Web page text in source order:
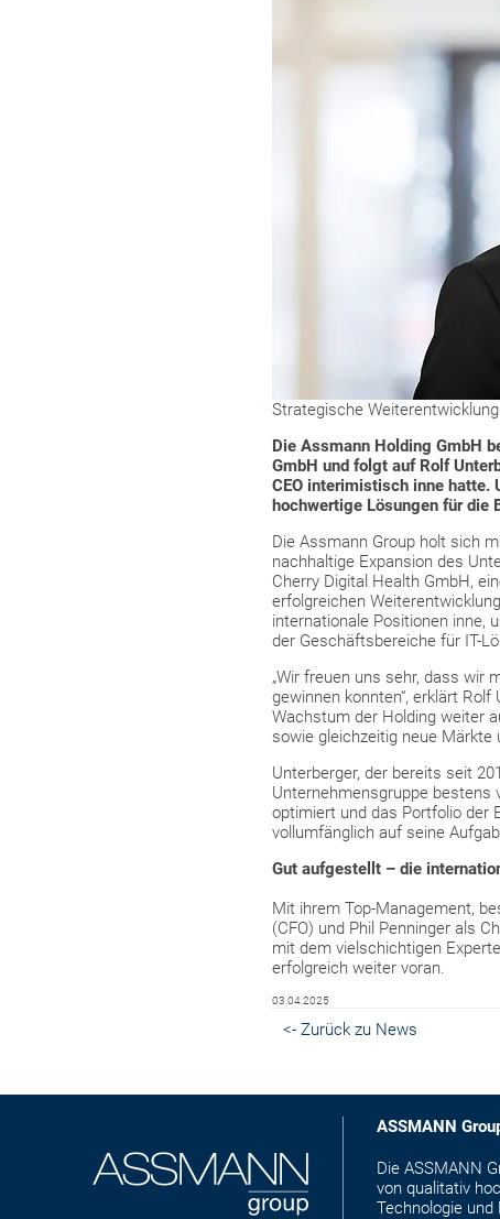
Strategische
Die Assmann Holding GmbH
GmbH und folgt auf Rolf
CEO interimistisch inne hatte.
hochwertige Lösungen für die
Die Assmann Group holt sich
nachhaltige Expansion des
Cherry Digital Health GmbH,
erfolgreichen
internationale Positionen inne,
der Geschäftsbereiche für IT-
„Wir freuen uns sehr, dass wir
gewinnen konnten“, erklärt
Wachstum der Holding weiter
sowie gleichzeitig neue Märkte
Unterberger, der bereits seit
Unternehmensgruppe bestens
optimiert und das Portfolio der
vollumfänglich auf seine
Gut aufgestellt – die
Mit ihrem Top-Management,
(CFO) und Phil Penninger als
mit dem vielschichtigen
erfolgreich weiter voran.
03.04.2025
<- Zurück zu News
ASSMANN
Die ASSMANN
von qualitativ
Technologie